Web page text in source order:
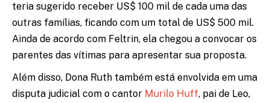
teria sugerido receber US$ 100 mil de cada uma das
outras famílias, ficando com um total de US$ 500 mil.
Ainda de acordo com Feltrin, ela chegou a convocar os
parentes das vítimas para apresentar sua proposta.
Além disso, Dona Ruth também está envolvida em uma
disputa judicial com o cantor Murilo Huff, pai de Leo,